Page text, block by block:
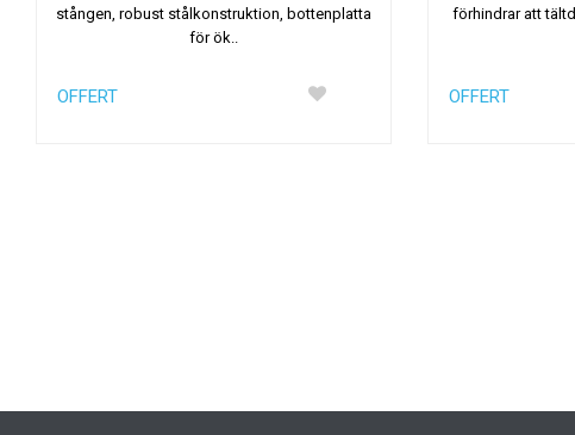
stången, robust stålkonstruktion, bottenplatta
för ök..
OFFERT
förhindrar att
OFFERT